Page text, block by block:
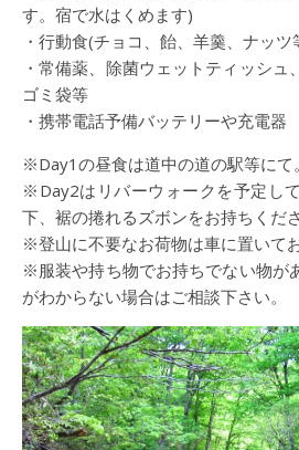
す。宿で水はくめます)
・行動食(チョコ、飴、羊羹、ナッツ
・常備薬、除菌ウェットティッシュ
ゴミ袋等
・携帯電話予備バッテリーや充電器
※Day1の昼食は道中の道の駅等にて。
※Day2はリバーウォークを予定し
下、裾の捲れるズボンをお持ちくださ
※登山に不要なお荷物は車に置いてお
※服装や持ち物でお持ちでない物が
がわからない場合はご相談下さい。